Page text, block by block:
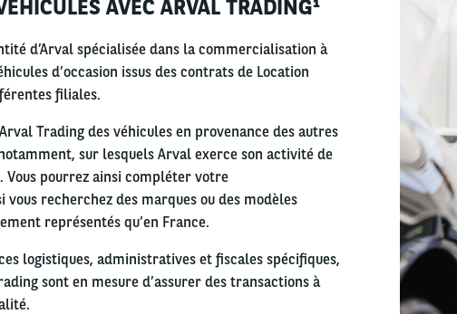
AVEC ARVAL TRADING¹
d’Arval spécialisée dans la commercialisation à
d’occasion issus des contrats de Location
filiales.
Trading des véhicules en provenance des autres
sur lesquels Arval exerce son activité de
Vous pourrez ainsi compléter votre
vous recherchez des marques ou des modèles
représentés qu’en France.
logistiques, administratives et fiscales spécifiques,
sont en mesure d’assurer des transactions à